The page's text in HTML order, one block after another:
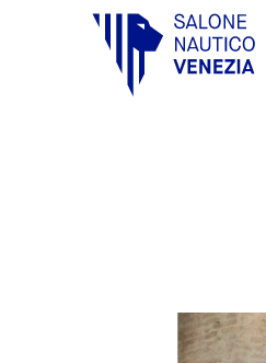
Vai al contenuto principale